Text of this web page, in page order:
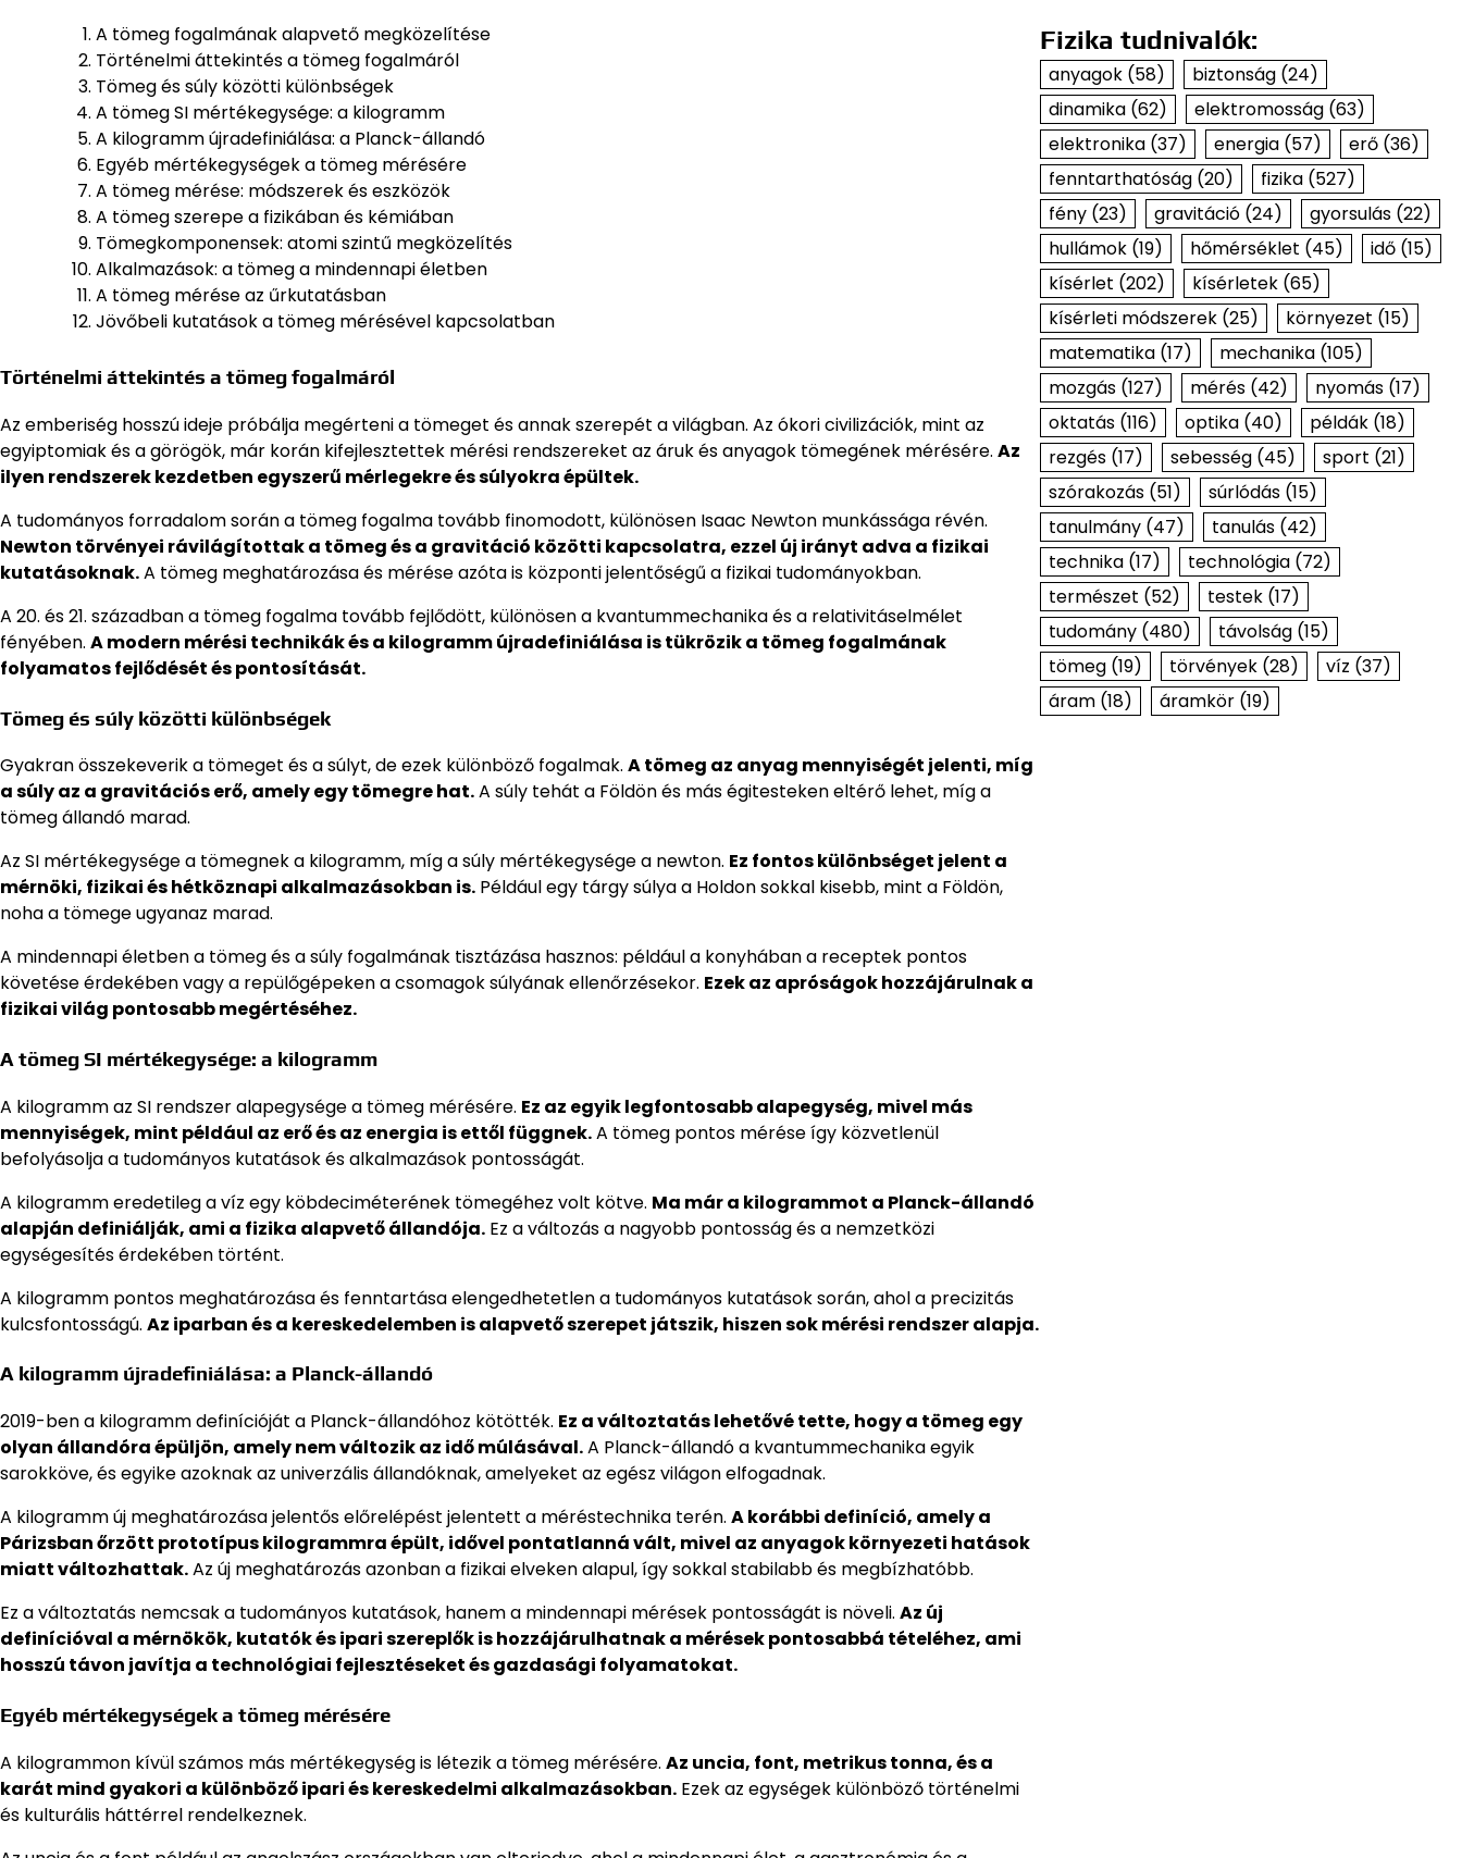
A tömeg fogalmának alapvető megközelítése
Történelmi áttekintés a tömeg fogalmáról
Tömeg és súly közötti különbségek
A tömeg SI mértékegysége: a kilogramm
A kilogramm újradefiniálása: a Planck-állandó
Egyéb mértékegységek a tömeg mérésére
A tömeg mérése: módszerek és eszközök
A tömeg szerepe a fizikában és kémiában
Tömegkomponensek: atomi szintű megközelítés
Alkalmazások: a tömeg a mindennapi életben
A tömeg mérése az űrkutatásban
Jövőbeli kutatások a tömeg mérésével kapcsolatban
Történelmi áttekintés a tömeg fogalmáról
Az emberiség hosszú ideje próbálja megérteni a tömeget és annak szerepét a világban. Az ókori civilizációk, mint az
egyiptomiak és a görögök, már korán kifejlesztettek mérési rendszereket az áruk és anyagok tömegének mérésére. Az
ilyen rendszerek kezdetben egyszerű mérlegekre és súlyokra épültek.
A tudományos forradalom során a tömeg fogalma tovább finomodott, különösen Isaac Newton munkássága révén.
Newton törvényei rávilágítottak a tömeg és a gravitáció közötti kapcsolatra, ezzel új irányt adva a fizikai
kutatásoknak.A tömeg meghatározása és mérése azóta is központi jelentőségű a fizikai tudományokban.
A 20. és 21. században a tömeg fogalma tovább fejlődött, különösen a kvantummechanika és a relativitáselmélet
fényében. A modern mérési technikák és a kilogramm újradefiniálása is tükrözik a tömeg fogalmának
folyamatos fejlődését és pontosítását.
Tömeg és súly közötti különbségek
Gyakran összekeverik a tömeget és a súlyt, de ezek különböző fogalmak. A tömeg az anyag mennyiségét jelenti, míg
a súly az a gravitációs erő, amely egy tömegre hat.A súly tehát a Földön és más égitesteken eltérő lehet, míg a
tömeg állandó marad.
Az SI mértékegysége a tömegnek a kilogramm, míg a súly mértékegysége a newton. Ez fontos különbséget jelent a
mérnöki, fizikai és hétköznapi alkalmazásokban is. Például egy tárgy súlya a Holdon sokkal kisebb, mint a Földön,
noha a tömege ugyanaz marad.
A mindennapi életben a tömeg és a súly fogalmának tisztázása hasznos: például a konyhában a receptek pontos
követése érdekében vagy a repülőgépeken a csomagok súlyának ellenőrzésekor. Ezek az apróságok hozzájárulnak a
fizikai világ pontosabb megértéséhez.
A tömeg SI mértékegysége: a kilogramm
A kilogramm az SI rendszer alapegysége a tömeg mérésére. Ez az egyik legfontosabb alapegység, mivel más
mennyiségek, mint például az erő és az energia is ettől függnek.A tömeg pontos mérése így közvetlenül
befolyásolja a tudományos kutatások és alkalmazások pontosságát.
A kilogramm eredetileg a víz egy köbdeciméterének tömegéhez volt kötve. Ma már a kilogrammot a Planck-állandó
alapján definiálják, ami a fizika alapvető állandója. Ez a változás a nagyobb pontosság és a nemzetközi
egységesítés érdekében történt.
A kilogramm pontos meghatározása és fenntartása elengedhetetlen a tudományos kutatások során, ahol a precizitás
kulcsfontosságú. Az iparban és a kereskedelemben is alapvető szerepet játszik, hiszen sok mérési rendszer alapja.
A kilogramm újradefiniálása: a Planck-állandó
2019-ben a kilogramm definícióját a Planck-állandóhoz kötötték. Ez a változtatás lehetővé tette, hogy a tömeg egy
olyan állandóra épüljön, amely nem változik az idő múlásával.A Planck-állandó a kvantummechanika egyik
sarokköve, és egyike azoknak az univerzális állandóknak, amelyeket az egész világon elfogadnak.
A kilogramm új meghatározása jelentős előrelépést jelentett a méréstechnika terén. A korábbi definíció, amely a
Párizsban őrzött prototípus kilogrammra épült, idővel pontatlanná vált, mivel az anyagok környezeti hatások
miatt változhattak.Az új meghatározás azonban a fizikai elveken alapul, így sokkal stabilabb és megbízhatóbb.
Ez a változtatás nemcsak a tudományos kutatások, hanem a mindennapi mérések pontosságát is növeli. Az új
definícióval a mérnökök, kutatók és ipari szereplők is hozzájárulhatnak a mérések pontosabbá tételéhez, ami
hosszú távon javítja a technológiai fejlesztéseket és gazdasági folyamatokat.
Egyéb mértékegységek a tömeg mérésére
A kilogrammon kívül számos más mértékegység is létezik a tömeg mérésére. Az uncia, font, metrikus tonna, és a
karát mind gyakori a különböző ipari és kereskedelmi alkalmazásokban. Ezek az egységek különböző történelmi
és kulturális háttérrel rendelkeznek.
Fizika tudnivalók:
anyagok(58) biztonság(24)
dinamika(62) elektromosság(63)
elektronika(37) energia(57) erő(36)
fenntarthatóság(20) fizika(527)
fény(23) gravitáció(24) gyorsulás(22)
hullámok(19) hőmérséklet (45) idő(15)
kísérlet (202) kísérletek(65)
kísérleti módszerek(25) környezet (15)
matematika(17) mechanika(105)
mozgás(127) mérés(42) nyomás(17)
oktatás(116) optika(40) példák(18)
rezgés(17) sebesség(45) sport (21)
szórakozás(51) súrlódás(15)
tanulmány(47) tanulás(42)
technika(17) technológia(72)
természet (52) testek(17)
tudomány(480) távolság(15)
tömeg(19) törvények(28) víz (37)
áram(18) áramkör(19)